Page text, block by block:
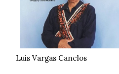
Luis Vargas Canelos